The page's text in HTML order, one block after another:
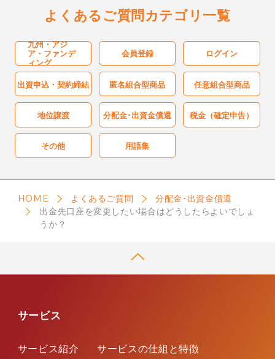
業務管理者名簿
サイト利用規約
推奨環境
クーリングオフ制度
個人情報保護方針
電子情報処理組織の管理に係る基本方針
よくあるご質問カテゴリ一覧
九州・アジ
ア・ファンデ
ィング
会員登録 ログイン
出資申込・契約締結 匿名組合型商品 任意組合型商品
地位譲渡 分配金･出資金償還 税金（確定申告）
その他 用語集
HOME よくあるご質問
分配金･出資金償還
出金先口座を変更したい場合はどうしたらよいでしょ
うか？
サービス
サービス紹介
サービスの仕組と特徴